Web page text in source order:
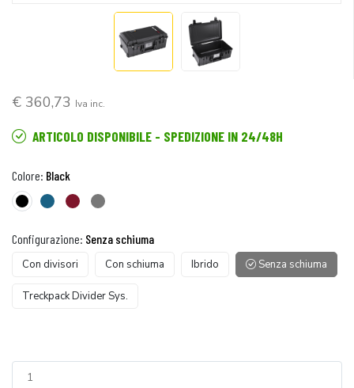
€ 360,73 Iva inc.
ARTICOLO DISPONIBILE - SPEDIZIONE IN 24/48H
Colore: Black
Configurazione: Senza schiuma
Con divisori Con schiuma Ibrido Senza schiuma
Treckpack Divider Sys.